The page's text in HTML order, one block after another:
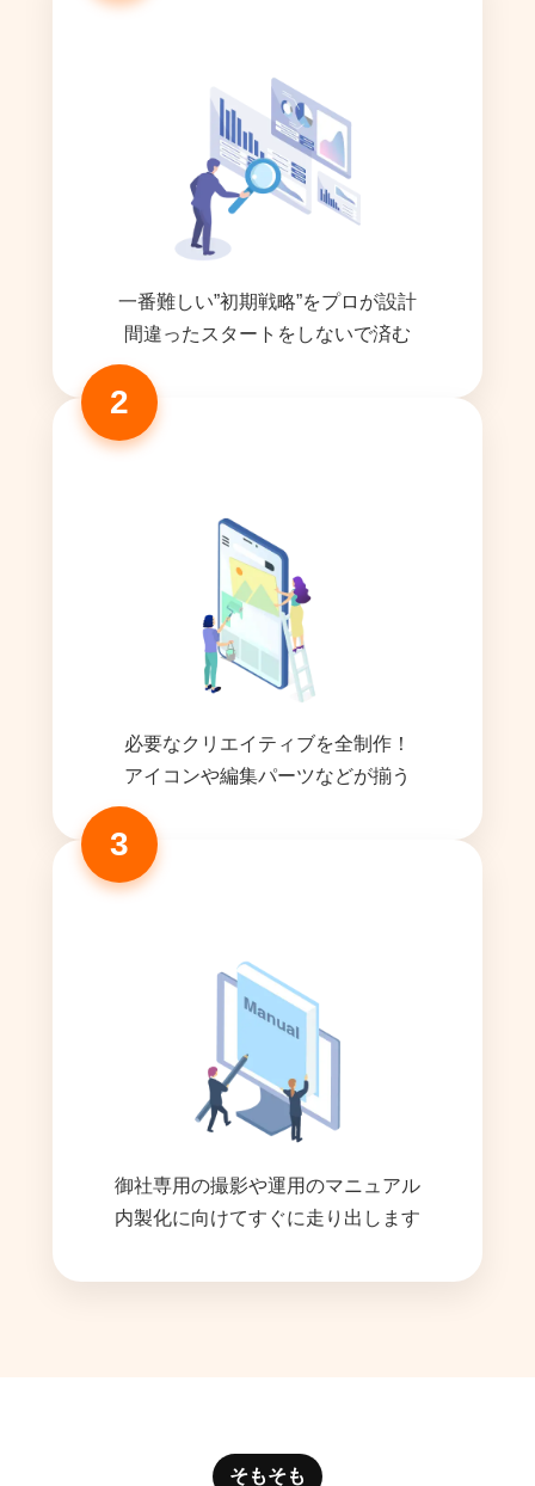
一番難しい”初期戦略”をプロが設計
間違ったスタートをしないで済む
必要なクリエイティブを全制作！
アイコンや編集パーツなどが揃う
御社専用の撮影や運用のマニュアル
内製化に向けてすぐに走り出します
そもそも